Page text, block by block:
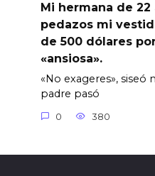
Mi hermana de
pedazos mi
de 500 dólares
«ansiosa».
«No exageres»,
padre pasó
0 380